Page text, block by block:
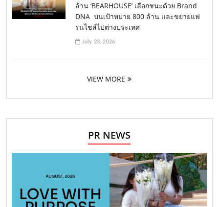
ล้าน ‘BEARHOUSE’ เลือกชนะด้วย Brand
DNA บนเป้าหมาย 800 ล้าน และขยายแฟ
รนไชส์ไปต่างประเทศ
July 23, 2026
VIEW MORE
PR NEWS